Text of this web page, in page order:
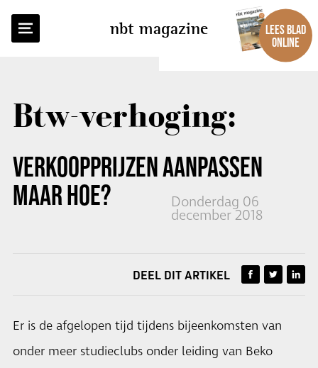
nbt magazine
LEES BLAD
ONLINE
Btw-verhoging:
VERKOOPPRIJZEN AANPASSEN
MAAR HOE?
Donderdag 06
december 2018
TERUG NAAR OVERZICHT
DEEL DIT ARTIKEL
Er is de afgelopen tijd tijdens bijeenkomsten van
onder meer studieclubs onder leiding van Beko